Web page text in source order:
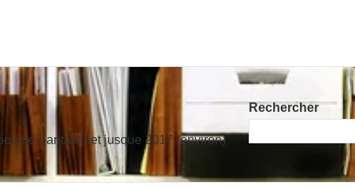
de Fantastinet jusque 2017 (environ)
Rechercher